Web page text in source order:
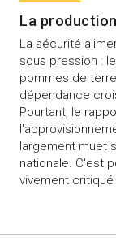
La
La sécurité
sous pression :
pommes de
dépendance
Pourtant, le
largement muet
nationale. C'est
vivement critiqué